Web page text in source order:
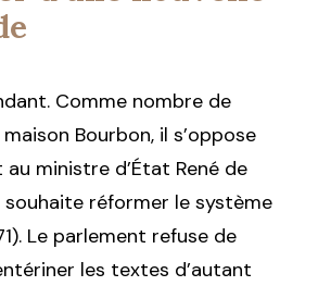
Comme nombre de
Bourbon, il s’oppose
ministre d’État René de
souhaite réformer le système
Le parlement refuse de
les textes d’autant